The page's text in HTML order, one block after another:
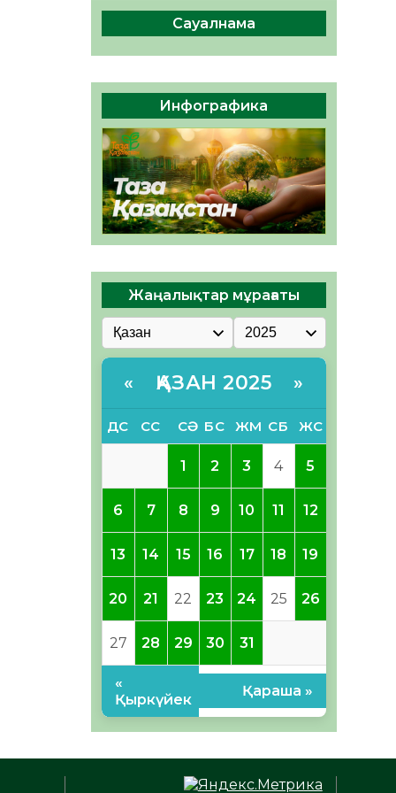
беруге дайын
ӘРБІР ДАУЫС – ҚОҒАМ
ДАМУЫНА ҚОСЫЛҒАН
ҮЛЕС
05.08.2026
37 0
Сауалнама
Инфографика
Жаңалықтар мұрағаты
« ҚАЗАН 2025 »
ДС СС СӘ БС ЖМ СБ ЖС
1 2 3 4 5
6 7 8 9 10 11 12
13 14 15 16 17 18 19
20 21 22 23 24 25 26
27 28 29 30 31
«
Қыркүйек
Қараша »